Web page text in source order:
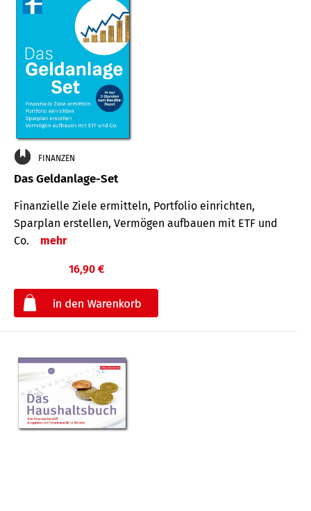
FINANZEN
Das Geldanlage-Set
Finanzielle Ziele ermitteln, Portfolio einrichten,
Sparplan erstellen, Vermögen aufbauen mit ETF und
Co.
mehr
16,90 €